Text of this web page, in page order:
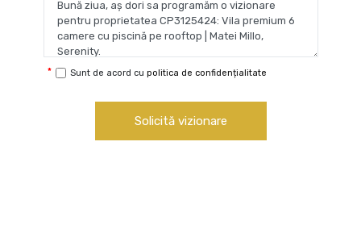
Sunt de acord cu politica de confidențialitate
Solicită vizionare